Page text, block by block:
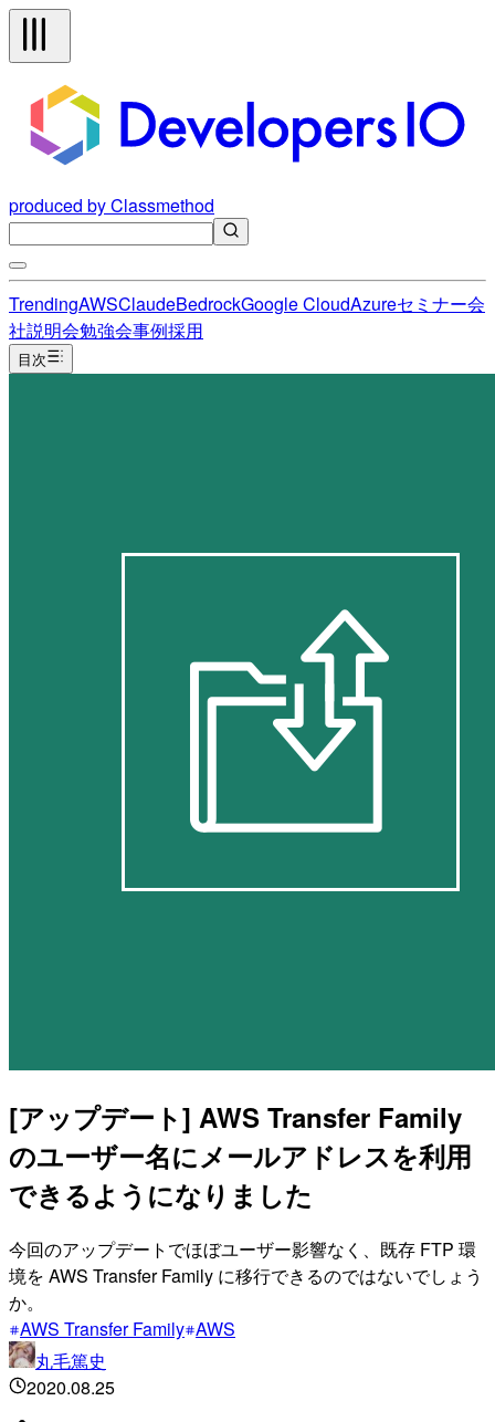
produced by Classmethod
TrendingAWSClaudeBedrockGoogle CloudAzureセミナー会
社説明会勉強会事例採用
目次
[アップデート] AWS Transfer Family
のユーザー名にメールアドレスを利用
できるようになりました
今回のアップデートでほぼユーザー影響なく、既存 FTP 環
境を AWS Transfer Family に移行できるのではないでしょう
か。
AWS Transfer Family AWS
丸毛篤史
2020.08.25